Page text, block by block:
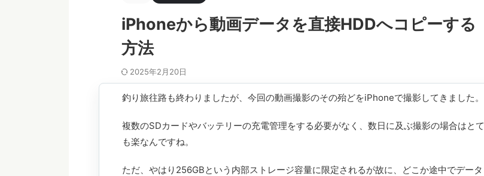
iPhoneから動画データを直接HDDへコピーする
方法
2025年2月20日
釣り旅往路も終わりましたが、今回の動画撮影のその殆どをiPhoneで撮影してきました。
複数のSDカードやバッテリーの充電管理をする必要がなく、数日に及ぶ撮影の場合はとて
も楽なんですね。
ただ、やはり256GBという内部ストレージ容量に限定されるが故に、どこか途中でデータ